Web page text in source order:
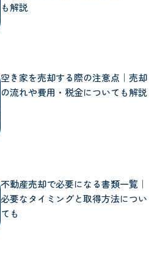
も解説
空き家を売却する際の注意点｜売却
の流れや費用・税金についても解説
不動産売却で必要になる書類一覧｜
必要なタイミングと取得方法につい
ても